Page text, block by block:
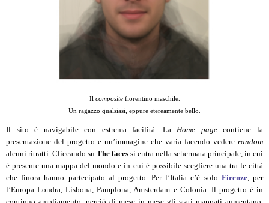
Il composite fiorentino maschile.
Un ragazzo qualsiasi, eppure etereamente bello.
Il sito è navigabile con estrema facilità. La Home pagecontiene la
presentazione del progetto e un’immagine che varia facendo vedere random
alcuni ritratti. Cliccando su The faces si entra nella schermata principale, in cui
è presente una mappa del mondo e in cui è possibile scegliere una tra le città
che finora hanno partecipato al progetto. Per l’Italia c’è solo Firenze, per
l’Europa Londra, Lisbona, Pamplona, Amsterdam e Colonia. Il progetto è in